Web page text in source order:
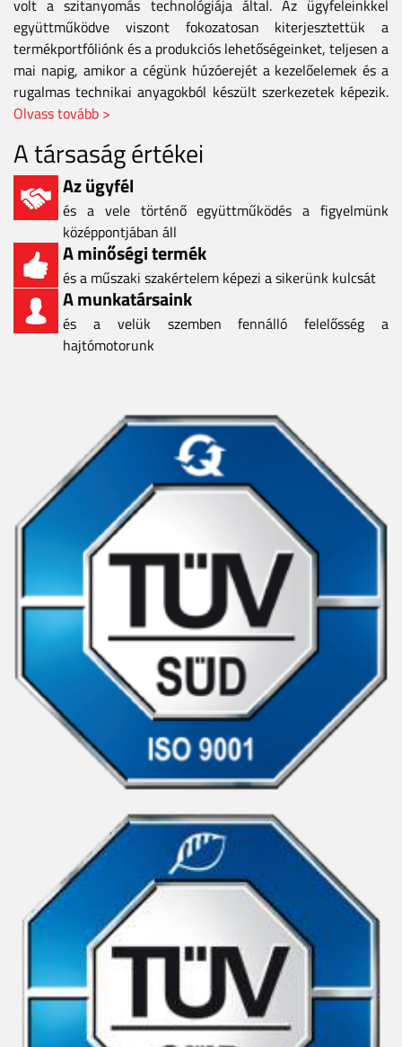
volt a szitanyomás technológiája által. Az ügyfeleinkkel
együttműködve viszont fokozatosan kiterjesztettük a
termékportfóliónk és a produkciós lehetőségeinket, teljesen a
mai napig, amikor a cégünk húzóerejét a kezelőelemek és a
rugalmas technikai anyagokból készült szerkezetek képezik.
Olvass tovább >
A társaság értékei
Az ügyfél
és a vele történő együttműködés a figyelmünk
középpontjában áll
A minőségi termék
és a műszaki szakértelem képezi a sikerünk kulcsát
A munkatársaink
és a velük szemben fennálló felelősség a
hajtómotorunk